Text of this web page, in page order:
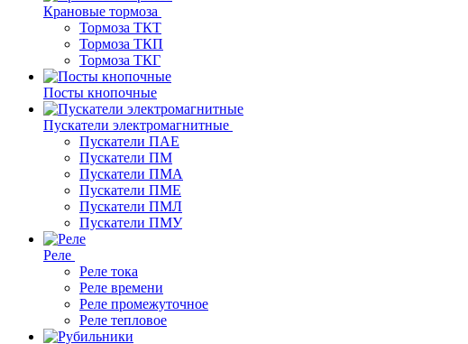
Крановые тормоза
Тормоза ТКТ
Тормоза ТКП
Тормоза ТКГ
Посты кнопочные
Пускатели электромагнитные
Пускатели ПАЕ
Пускатели ПМ
Пускатели ПМА
Пускатели ПМЕ
Пускатели ПМЛ
Пускатели ПМУ
Реле
Реле тока
Реле времени
Реле промежуточное
Реле тепловое